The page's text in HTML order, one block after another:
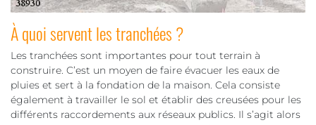
À quoi servent les tranchées ?
Les tranchées sont importantes pour tout terrain à
construire. C’est un moyen de faire évacuer les eaux de
pluies et sert à la fondation de la maison. Cela consiste
également à travailler le sol et établir des creusées pour les
différents raccordements aux réseaux publics. Il s’agit alors